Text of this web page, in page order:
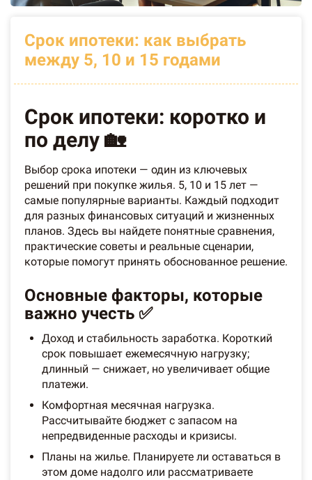
Срок ипотеки: как выбрать
между 5, 10 и 15 годами
Срок ипотеки: коротко и
по делу 🏡
Выбор срока ипотеки — один из ключевых
решений при покупке жилья. 5, 10 и 15 лет —
самые популярные варианты. Каждый подходит
для разных финансовых ситуаций и жизненных
планов. Здесь вы найдете понятные сравнения,
практические советы и реальные сценарии,
которые помогут принять обоснованное решение.
Основные факторы, которые
важно учесть ✅
Доход и стабильность заработка. Короткий
срок повышает ежемесячную нагрузку;
длинный — снижает, но увеличивает общие
платежи.
Комфортная месячная нагрузка.
Рассчитывайте бюджет с запасом на
непредвиденные расходы и кризисы.
Планы на жилье. Планируете ли оставаться в
этом доме надолго или рассматриваете